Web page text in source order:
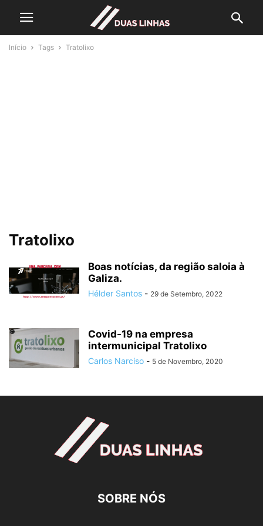
Início Tags Tratolixo
Tratolixo
Boas notícias, da região saloia à
Galiza.
Hélder Santos - 29 de Setembro, 2022
Covid-19 na empresa
intermunicipal Tratolixo
Carlos Narciso - 5 de Novembro, 2020
SOBRE NÓS